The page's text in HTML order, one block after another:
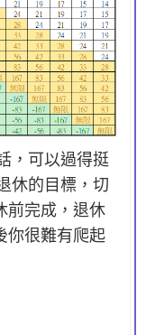
，可以過得挺
休的目標，切
前完成，退休
你很難有爬起